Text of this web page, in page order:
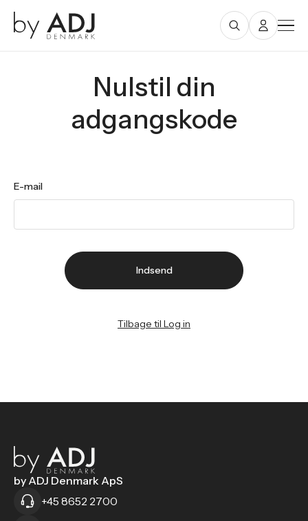
Nulstil din
adgangskode
E-mail
Indsend
Tilbage til Log in
by ADJ Denmark ApS
+45 8652 2700